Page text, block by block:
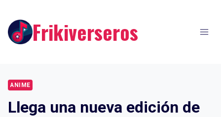
content Frikiverseros
ANIME
Llega una nueva edición de